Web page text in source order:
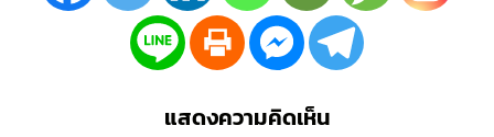
แสดงความคิดเห็น